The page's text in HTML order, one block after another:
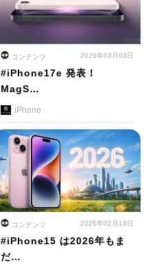
コンテンツ 2026年03月03日
#iPhone17e 発表！
MagS…
iPhone
コンテンツ 2026年02月19日
#iPhone15 は2026年もま
だ…